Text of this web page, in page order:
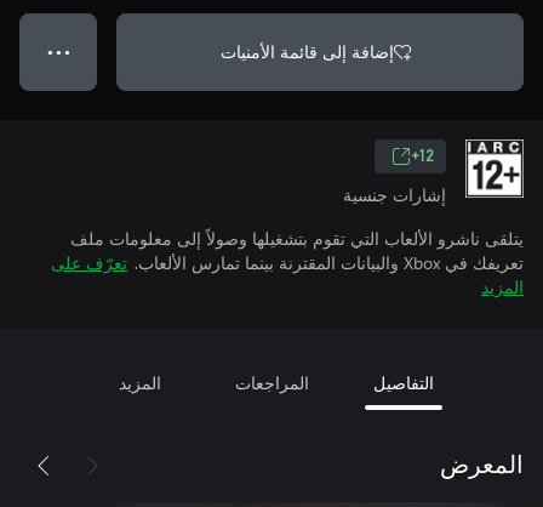
إضافة إلى قائمة الأمنيات ● ● ●
12+
إشارات جنسية
يتلقى ناشرو الألعاب التي تقوم بتشغيلها وصولاً إلى معلومات ملف
تعريفك في Xbox والبيانات المقترنة بينما تمارس الألعاب.
تعرّف على
المزيد
التفاصيل المراجعات المزيد
المعرض